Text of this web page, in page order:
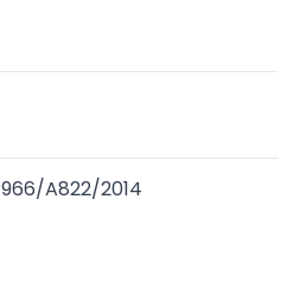
966/A822/2014